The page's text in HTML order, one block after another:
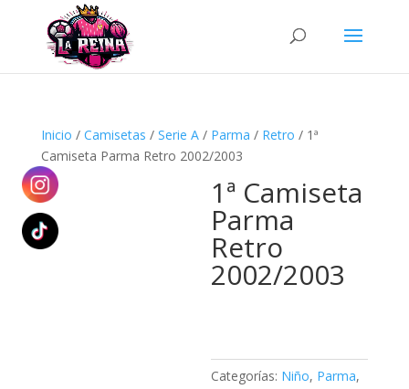
Búsqueda
productos
Inicio / Camisetas / Serie A/ Parma / Retro / 1ª
Camiseta Parma Retro 2002/2003
1ª Camiseta
Parma
Retro
2002/2003
Categorías: Niño, Parma,